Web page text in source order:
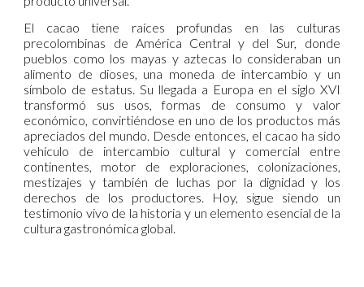
El cacao tiene raíces profundas en las culturas
precolombinas de América Central y del Sur, donde
pueblos como los mayas y aztecas lo consideraban un
alimento de dioses, una moneda de intercambio y un
símbolo de estatus. Su llegada a Europa en el siglo XVI
transformó sus usos, formas de consumo y valor
económico, convirtiéndose en uno de los productos más
apreciados del mundo. Desde entonces, el cacao ha sido
vehículo de intercambio cultural y comercial entre
continentes, motor de exploraciones, colonizaciones,
mestizajes y también de luchas por la dignidad y los
derechos de los productores. Hoy, sigue siendo un
testimonio vivo de la historia y un elemento esencial de la
cultura gastronómica global.